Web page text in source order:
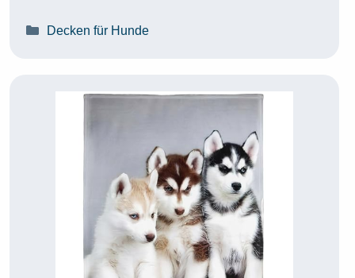
Kategorien
Decken für Hunde